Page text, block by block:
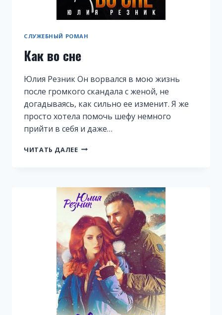
СЛУЖЕБНЫЙ РОМАН
Как во сне
Юлия Резник Он ворвался в мою жизнь
после громкого скандала с женой, не
догадываясь, как сильно ее изменит. Я же
просто хотела помочь шефу немного
прийти в себя и даже…
ЧИТАТЬ ДАЛЕЕ КАК